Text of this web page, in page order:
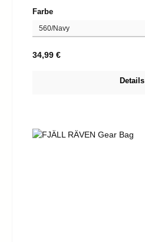
Farbeauswählen
Regulärer Preis:
34,99 €
Details